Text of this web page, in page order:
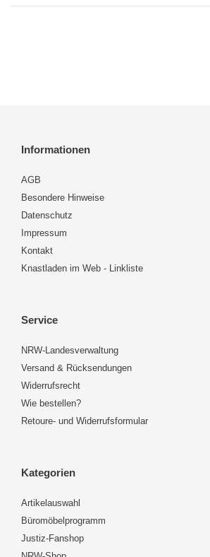
Informationen
AGB
Besondere Hinweise
Datenschutz
Impressum
Kontakt
Knastladen im Web - Linkliste
Service
NRW-Landesverwaltung
Versand & Rücksendungen
Widerrufsrecht
Wie bestellen?
Retoure- und Widerrufsformular
Kategorien
Artikelauswahl
Büromöbelprogramm
Justiz-Fanshop